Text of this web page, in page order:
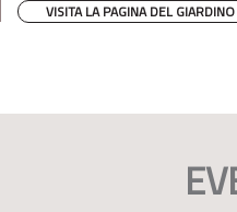
VISITA LA PAGINA DEL GIARDINO